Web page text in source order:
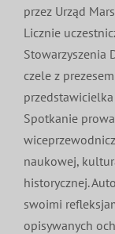
przez Urząd
Licznie
Stowarzyszenia
czele z
Spotkanie
naukowej,
historycznej.
swoimi
opisywanych